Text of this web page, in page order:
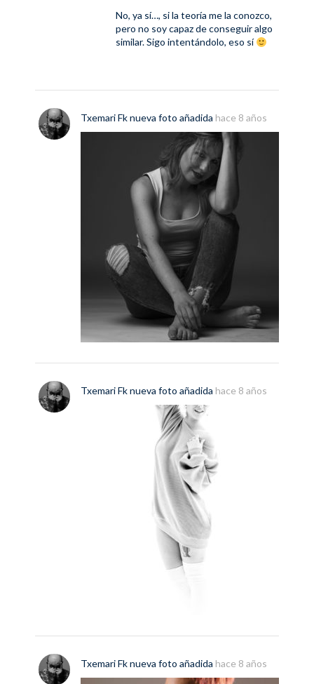
No, ya sí…, si la teoría me la conozco,
pero no soy capaz de conseguir algo
similar. Sigo intentándolo, eso sí
Txemari Fknueva foto añadida hace 8 años
Txemari Fknueva foto añadida hace 8 años
Txemari Fknueva foto añadida hace 8 años